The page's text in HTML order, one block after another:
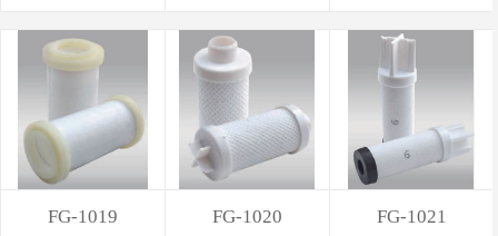
FG-1019 FG-1020 FG-1021